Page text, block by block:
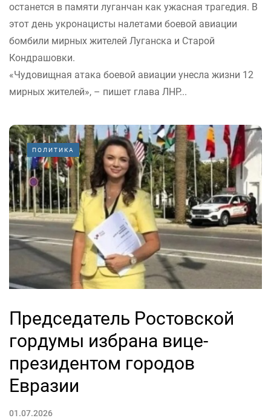
останется в памяти луганчан как ужасная трагедия. В
этот день укронацисты налетами боевой авиации
бомбили мирных жителей Луганска и Старой
Кондрашовки.
«Чудовищная атака боевой авиации унесла жизни 12
мирных жителей», – пишет глава ЛНР...
ПОЛИТИКА
Председатель Ростовской
гордумы избрана вице-
президентом городов
Евразии
01.07.2026